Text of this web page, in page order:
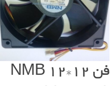
فن ۱۲*۱۲ NMB